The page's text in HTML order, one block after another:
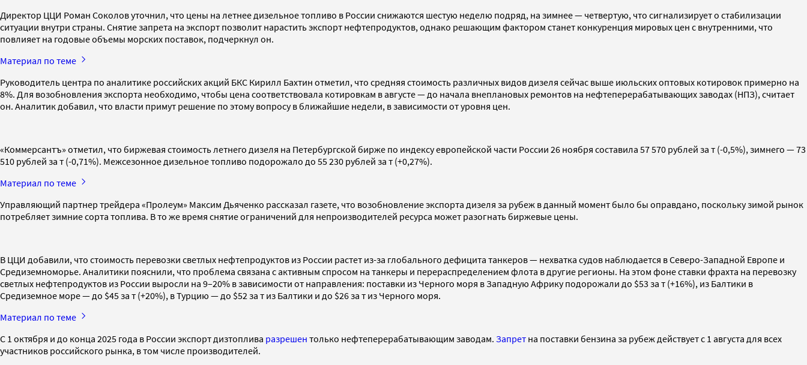
Директор ЦЦИ Роман Соколов уточнил, что цены на летнее дизельное топливо в России снижаются шестую неделю подряд, на зимнее — четвертую, что сигнализирует о стабилизации
ситуации внутри страны. Снятие запрета на экспорт позволит нарастить экспорт нефтепродуктов, однако решающим фактором станет конкуренция мировых цен с внутренними, что
повлияет на годовые объемы морских поставок, подчеркнул он.
Материал по теме
Руководитель центра по аналитике российских акций БКС Кирилл Бахтин отметил, что средняя стоимость различных видов дизеля сейчас выше июльских оптовых котировок примерно на
8%. Для возобновления экспорта необходимо, чтобы цена соответствовала котировкам в августе — до начала внеплановых ремонтов на нефтеперерабатывающих заводах (НПЗ), считает
он. Аналитик добавил, что власти примут решение по этому вопросу в ближайшие недели, в зависимости от уровня цен.
«Коммерсантъ» отметил, что биржевая стоимость летнего дизеля на Петербургской бирже по индексу европейской части России 26 ноября составила 57 570 рублей за т (-0,5%), зимнего — 73
510 рублей за т (-0,71%). Межсезонное дизельное топливо подорожало до 55 230 рублей за т (+0,27%).
Материал по теме
Управляющий партнер трейдера «Пролеум» Максим Дьяченко рассказал газете, что возобновление экспорта дизеля за рубеж в данный момент было бы оправдано, поскольку зимой рынок
потребляет зимние сорта топлива. В то же время снятие ограничений для непроизводителей ресурса может разогнать биржевые цены.
В ЦЦИ добавили, что стоимость перевозки светлых нефтепродуктов из России растет из-за глобального дефицита танкеров — нехватка судов наблюдается в Северо-Западной Европе и
Средиземноморье. Аналитики пояснили, что проблема связана с активным спросом на танкеры и перераспределением флота в другие регионы. На этом фоне ставки фрахта на перевозку
светлых нефтепродуктов из России выросли на 9–20% в зависимости от направления: поставки из Черного моря в Западную Африку подорожали до $53 за т (+16%), из Балтики в
Средиземное море — до $45 за т (+20%), в Турцию — до $52 за т из Балтики и до $26 за т из Черного моря.
Материал по теме
С 1 октября и до конца 2025 года в России экспорт дизтоплива разрешен только нефтеперерабатывающим заводам. Запрет на поставки бензина за рубеж действует с 1 августа для всех
участников российского рынка, в том числе производителей.